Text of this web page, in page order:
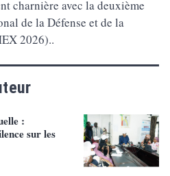
charnière avec la deuxième
de la Défense et de la
2026)..
:
sur les